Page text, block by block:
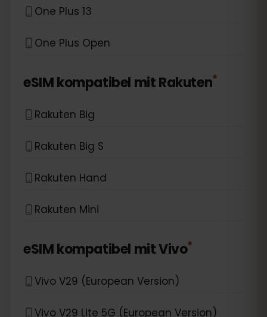
One Plus 13
One Plus Open
eSIM kompatibel mitRakuten*
Rakuten Big
Rakuten Big S
Rakuten Hand
Rakuten Mini
eSIM kompatibel mitVivo*
Vivo V29 (European Version)
Vivo V29 Lite 5G (European Version)